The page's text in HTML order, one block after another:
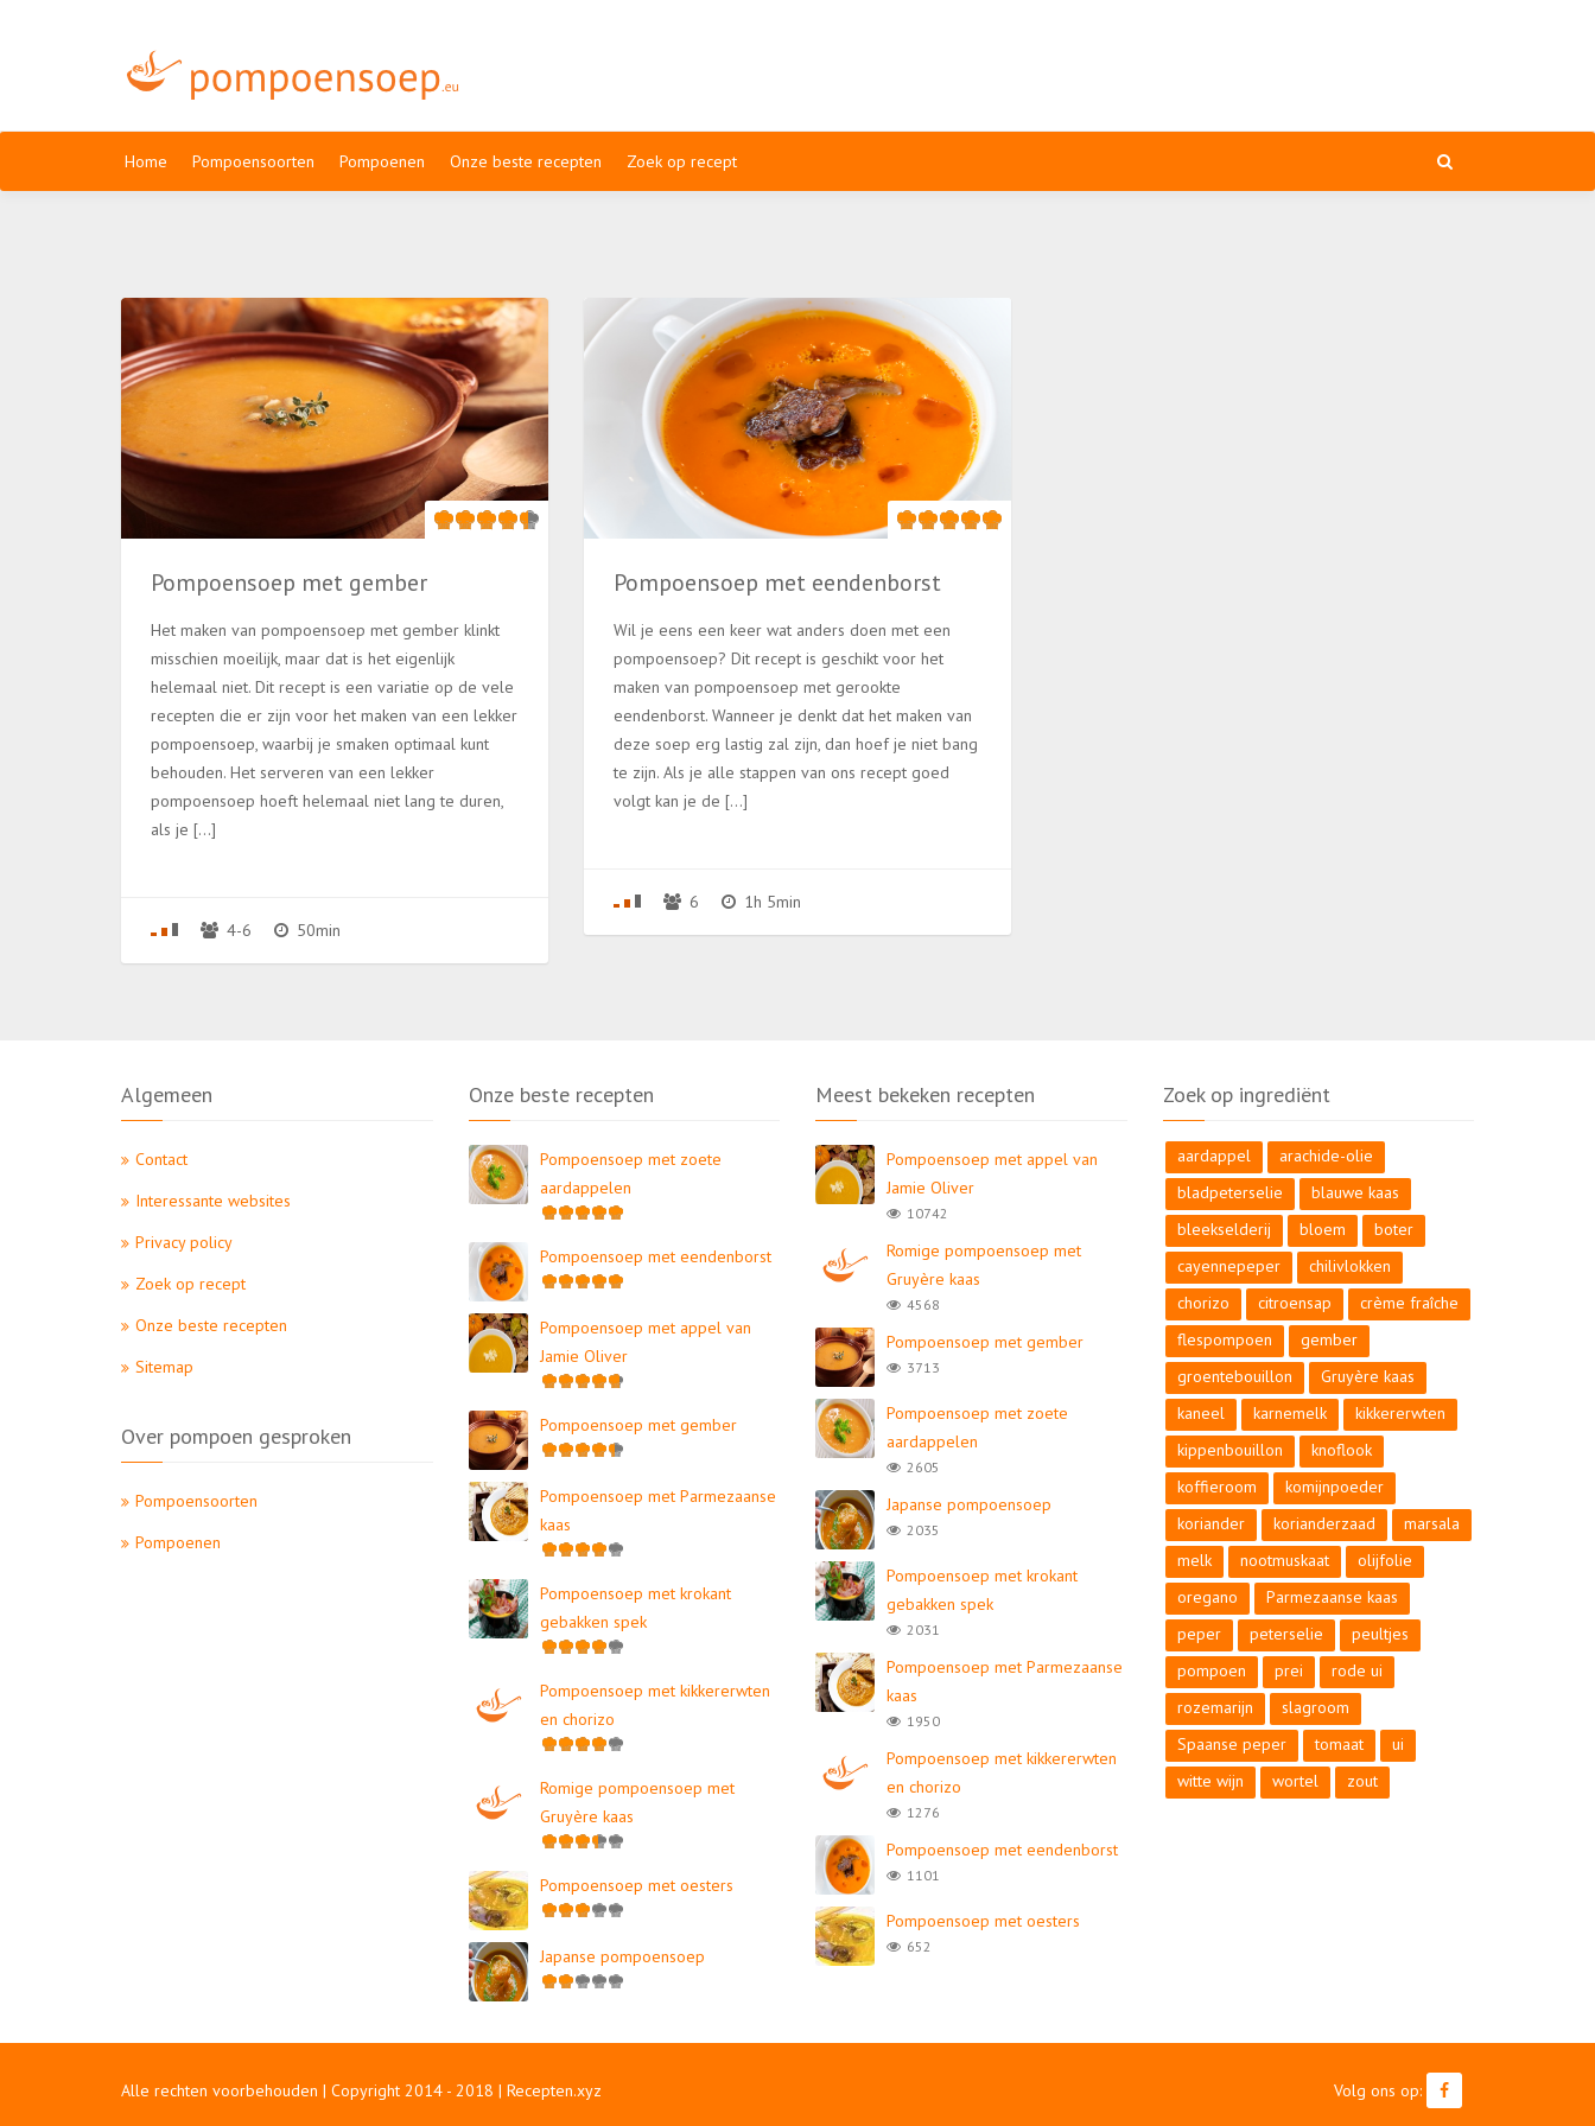
Home Pompoensoorten Pompoenen Onze beste recepten Zoek op recept
Pompoensoep met gember
Het maken van pompoensoep met gember klinkt
misschien moeilijk, maar dat is het eigenlijk
helemaal niet. Dit recept is een variatie op de vele
recepten die er zijn voor het maken van een lekker
pompoensoep, waarbij je smaken optimaal kunt
behouden. Het serveren van een lekker
pompoensoep hoeft helemaal niet lang te duren,
als je […]
4-6 50min
Pompoensoep met eendenborst
Wil je eens een keer wat anders doen met een
pompoensoep? Dit recept is geschikt voor het
maken van pompoensoep met gerookte
eendenborst. Wanneer je denkt dat het maken van
deze soep erg lastig zal zijn, dan hoef je niet bang
te zijn. Als je alle stappen van ons recept goed
volgt kan je de […]
6 1h 5min
Algemeen
Contact
Interessante websites
Privacy policy
Zoek op recept
Onze beste recepten
Sitemap
Over pompoen gesproken
Pompoensoorten
Pompoenen
Onze beste recepten
Pompoensoep met zoete
aardappelen
Pompoensoep met eendenborst
Pompoensoep met appel van
Jamie Oliver
Pompoensoep met gember
Pompoensoep met Parmezaanse
kaas
Pompoensoep met krokant
gebakken spek
Pompoensoep met kikkererwten
en chorizo
Romige pompoensoep met
Gruyère kaas
Pompoensoep met oesters
Japanse pompoensoep
Meest bekeken recepten
Pompoensoep met appel van
Jamie Oliver
10742
Romige pompoensoep met
Gruyère kaas
4568
Pompoensoep met gember
3713
Pompoensoep met zoete
aardappelen
2605
Japanse pompoensoep
2035
Pompoensoep met krokant
gebakken spek
2031
Pompoensoep met Parmezaanse
kaas
1950
Pompoensoep met kikkererwten
en chorizo
1276
Pompoensoep met eendenborst
1101
Pompoensoep met oesters
652
Zoek op ingrediënt
aardappel
arachide-olie
bladpeterselie
blauwe kaas
bleekselderij
bloem
boter
cayennepeper
chilivlokken
chorizo
citroensap
crème fraîche
flespompoen
gember
groentebouillon
Gruyère kaas
kaneel
karnemelk
kikkererwten
kippenbouillon
knoflook
koffieroom
komijnpoeder
koriander
korianderzaad
marsala
melk
nootmuskaat
olijfolie
oregano
Parmezaanse kaas
peper
peterselie
peultjes
pompoen
prei
rode ui
rozemarijn
slagroom
Spaanse peper
tomaat
ui
witte wijn
wortel zout
Alle rechten voorbehouden | Copyright 2014 - 2018 | Recepten.xyz Volg ons op: